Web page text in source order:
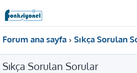
Forum ana sayfa Sıkça Sorulan
Sıkça Sorulan Sorular